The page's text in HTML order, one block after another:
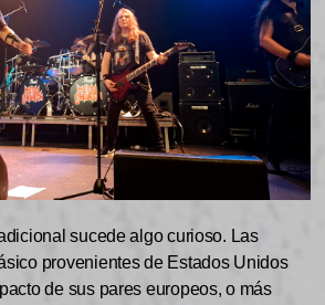
sucede algo curioso. Las
provenientes de Estados Unidos
de sus pares europeos, o más